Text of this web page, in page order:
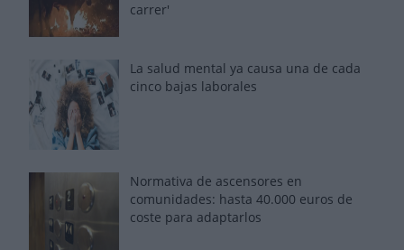
carrer'
La salud mental ya causa una de cada
cinco bajas laborales
Normativa de ascensores en
comunidades: hasta 40.000 euros de
coste para adaptarlos